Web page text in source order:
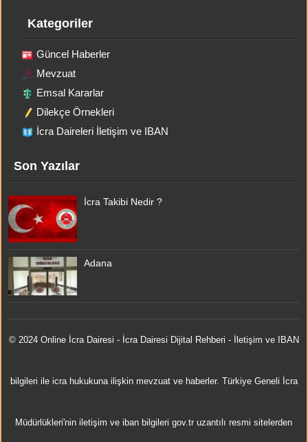
Kategoriler
Güncel Haberler
Mevzuat
Emsal Kararlar
Dilekçe Örnekleri
İcra Daireleri İletişim ve IBAN
Son Yazılar
İcra Takibi Nedir ?
Adana
© 2024 Online İcra Dairesi - İcra Dairesi Dijital Rehberi - İletişim ve IBAN
bilgileri ile icra hukukuna ilişkin mevzuat ve haberler. Türkiye Geneli İcra
Müdürlükleri'nin iletişim ve iban bilgileri gov.tr uzantılı resmi sitelerden